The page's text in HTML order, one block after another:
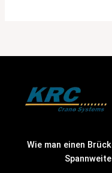
Wie man einen